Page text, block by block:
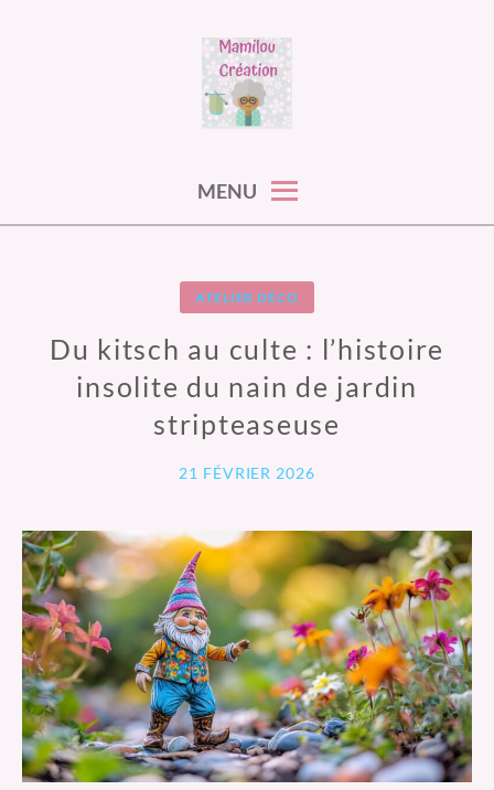
MENU
ATELIER DÉCO
Du kitsch au culte : l’histoire
insolite du nain de jardin
stripteaseuse
21 FÉVRIER 2026